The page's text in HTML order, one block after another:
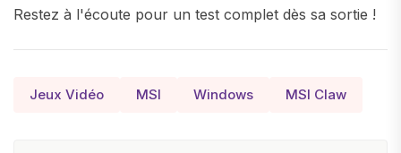
Restez à l'écoute pour un test complet dès sa sortie !
Jeux Vidéo MSI Windows MSI Claw